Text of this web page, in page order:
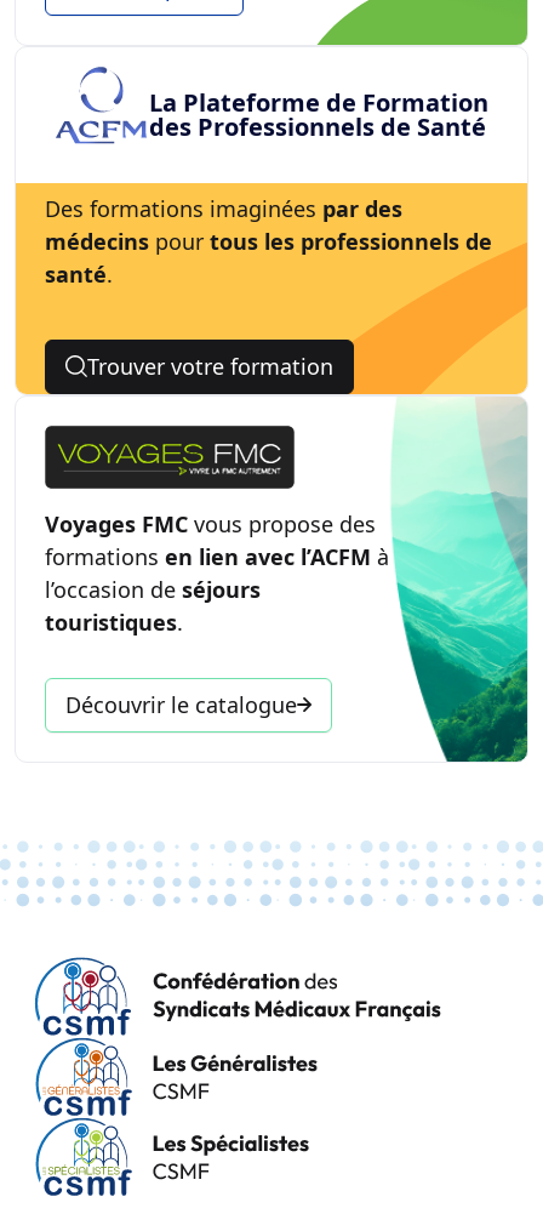
La Plateforme de Formation
des Professionnels de Santé
Des formations imaginées par des
médecins pour tous les professionnels de
santé.
Trouver votre formation
Voyages FMC vous propose des
formations en lien avec l’ACFM à
l’occasion de séjours
touristiques.
Découvrir le catalogue